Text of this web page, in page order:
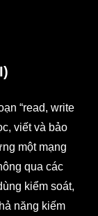
“read, write
viết và bảo
một mạng
qua các
kiểm soát,
năng kiếm